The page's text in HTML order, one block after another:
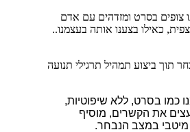
שאנו צופים בסרט ומזדהים עם אדם
כאילו בצענו אותה בעצמנו..
ביצוע תמהיל תרגילי תנועה
כמו בסרט, ללא שיפוטיות,
את הקשרים, מוסיף
מיטבי במצב הנבחר.